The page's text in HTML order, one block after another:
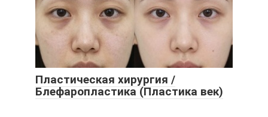
Пластическая хирургия /
Блефаропластика (Пластика век)